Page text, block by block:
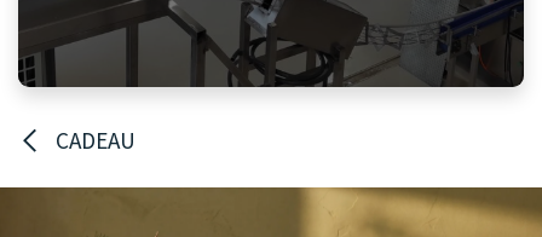
CADEAU